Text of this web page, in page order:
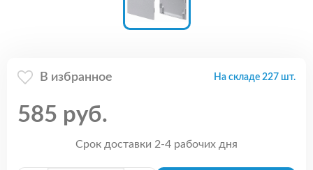
В избранное На складе 227 шт.
585 руб.
Срок доставки 2-4 рабочих дня